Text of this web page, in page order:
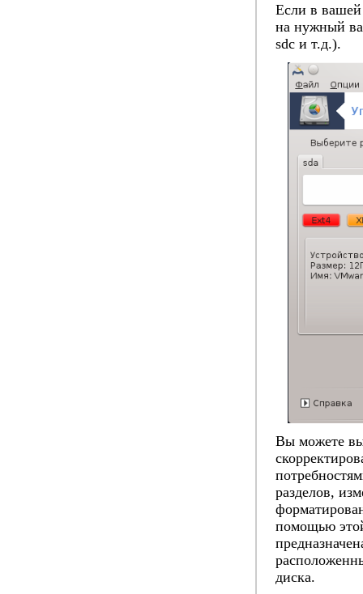
Если в вашей
на нужный
sdc и т.д.).
Вы можете
разделов,
помощью
диска.